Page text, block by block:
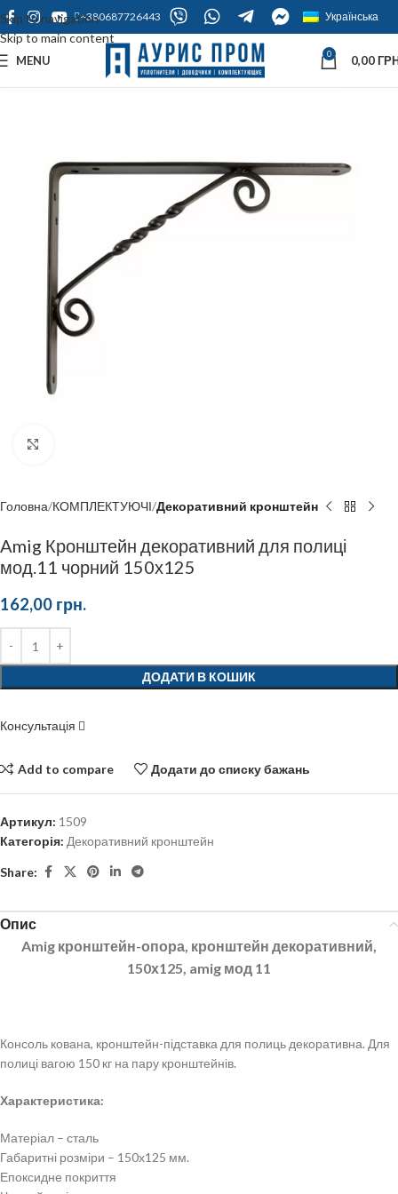
Skip to navigation
Skip to main content
+380687726443 Українська
MENU 0 0,00
Головна КОМПЛЕКТУЮЧІ Декоративний кронштейн
Amig Кронштейн декоративний для полиці
мод.11 чорний 150х125
162,00 грн.
ДОДАТИ В КОШИК
Консультація
Add to compare Додати до списку бажань
Артикул: 1509
Категорія: Декоративний кронштейн
Share:
Опис
Amig кронштейн-опора, кронштейн декоративний,
150х125, amig мод 11
Консоль кована, кронштейн-підставка для полиць декоративна. Для
полиці вагою 150 кг на пару кронштейнів.
Характеристика:
Матеріал – сталь
Габаритні розміри – 150х125 мм.
Епоксидне покриття